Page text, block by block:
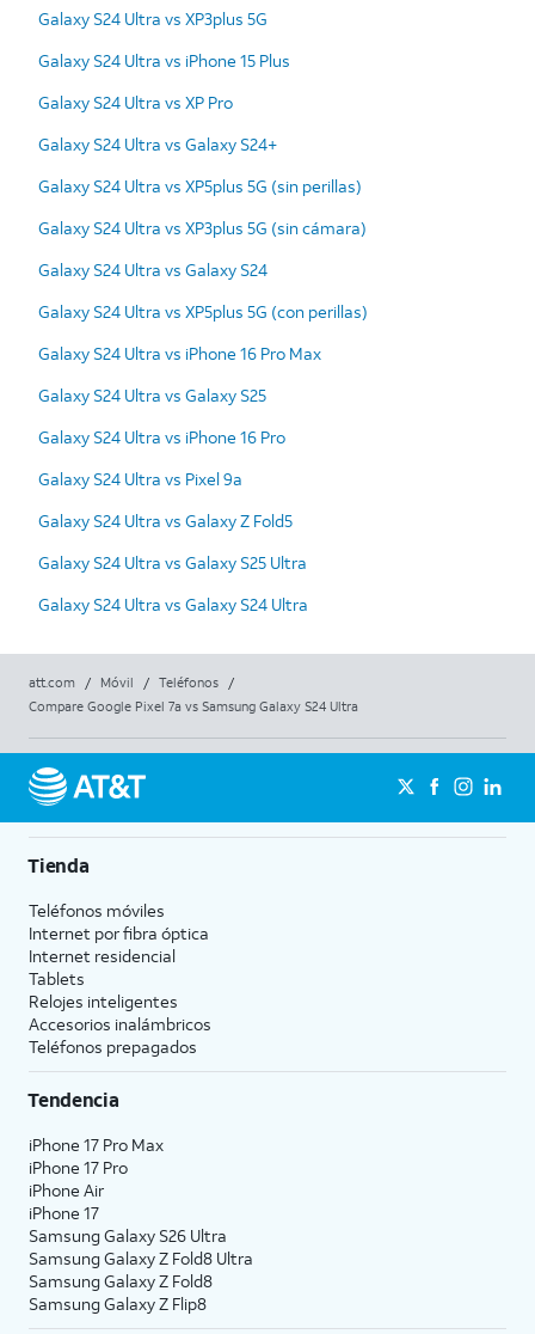
Galaxy S24 Ultra vs XP3plus 5G
Galaxy S24 Ultra vs iPhone 15 Plus
Galaxy S24 Ultra vs XP Pro
Galaxy S24 Ultra vs Galaxy S24+
Galaxy S24 Ultra vs XP5plus 5G (sin perillas)
Galaxy S24 Ultra vs XP3plus 5G (sin cámara)
Galaxy S24 Ultra vs Galaxy S24
Galaxy S24 Ultra vs XP5plus 5G (con perillas)
Galaxy S24 Ultra vs iPhone 16 Pro Max
Galaxy S24 Ultra vs Galaxy S25
Galaxy S24 Ultra vs iPhone 16 Pro
Galaxy S24 Ultra vs Pixel 9a
Galaxy S24 Ultra vs Galaxy Z Fold5
Galaxy S24 Ultra vs Galaxy S25 Ultra
Galaxy S24 Ultra vs Galaxy S24 Ultra
att.com / Móvil / Teléfonos
/
Compare Google Pixel 7a vs Samsung Galaxy S24 Ultra
Tienda
Teléfonos móviles
Internet por fibra óptica
Internet residencial
Tablets
Relojes inteligentes
Accesorios inalámbricos
Teléfonos prepagados
Tendencia
iPhone 17 Pro Max
iPhone 17 Pro
iPhone Air
iPhone 17
Samsung Galaxy S26 Ultra
Samsung Galaxy Z Fold8 Ultra
Samsung Galaxy Z Fold8
Samsung Galaxy Z Flip8